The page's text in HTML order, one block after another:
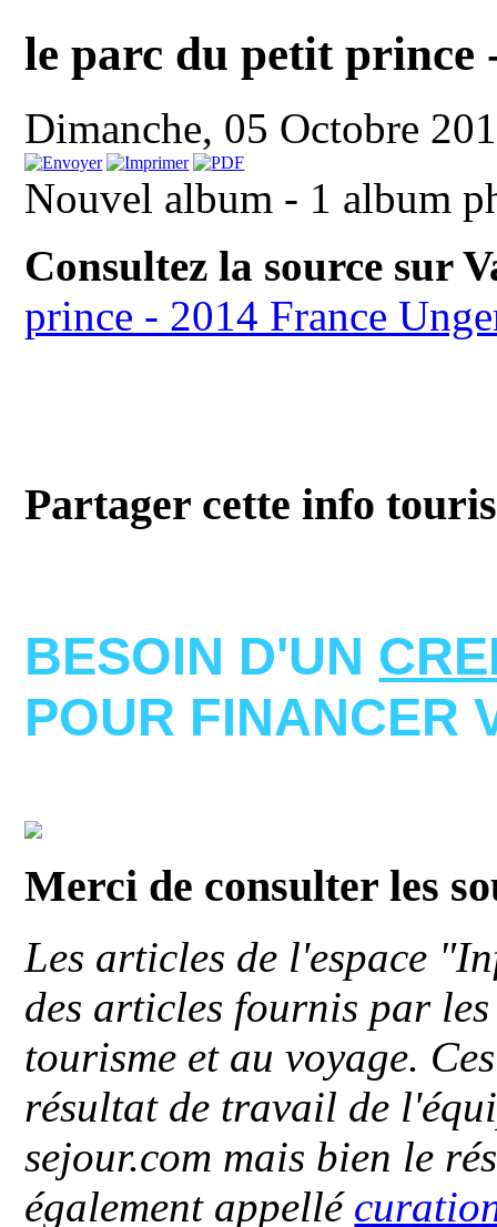
le parc du petit prince
Dimanche, 05 Octobre
Nouvel album - 1 album
Consultez la source sur
prince - 2014 France
Partager cette info
BESOIN D'UN
POUR FINANCER
Merci de consulter les
Les articles de l'espace
des articles fournis par
tourisme et au voyage.
résultat de travail de
sejour.com mais bien le
également appellé